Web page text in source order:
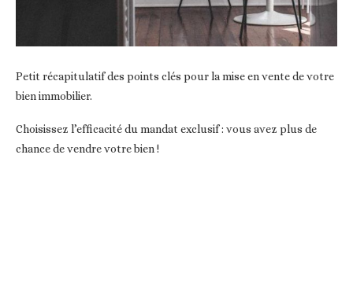
Petit récapitulatif des points clés pour la mise en vente de votre
bien immobilier.
Choisissez l’efficacité du mandat exclusif : vous avez plus de
chance de vendre votre bien !